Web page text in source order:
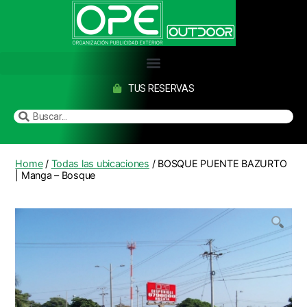
TUS RESERVAS
Home/ Todas las ubicaciones / BOSQUE PUENTE BAZURTO
| Manga – Bosque